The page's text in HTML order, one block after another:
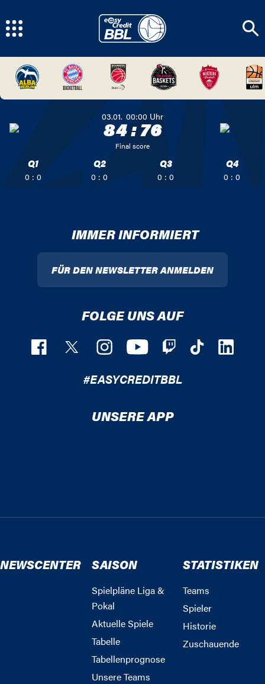
03.01. 00:00 Uhr
84:76
Final score
Q1
0 : 0
Q2
0 : 0
Q3
0 : 0
Q4
0 : 0
IMMER INFORMIERT
FÜR DEN NEWSLETTER ANMELDEN
FOLGE UNS AUF
#EASYCREDITBBL
UNSERE APP
NEWSCENTER SAISON
Spielpläne Liga &
Pokal
Aktuelle Spiele
Tabelle
Tabellenprognose
Unsere Teams
STATISTIKEN
Teams
Spieler
Historie
Zuschauende